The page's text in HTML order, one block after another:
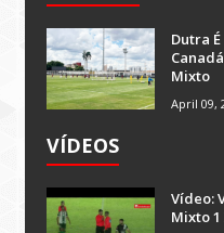
Dutra
Mixto
April 09,
VÍDEOS
Vídeo:
Mixto 1